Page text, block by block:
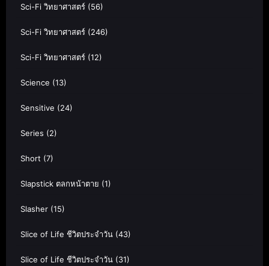
Sci-Fi วิทยาศาสตร์ (56)
Sci-Fi วิทยาศาสตร์ (246)
Sci-Fi วิทยาศาสตร์ (12)
Science (13)
Sensitive (24)
Series (2)
Short (7)
Slapstick ตลกหน้าตาย (1)
Slasher (15)
Slice of Life ชีวิตประจำวัน (43)
Slice of Life ชีวิตประจำวัน (31)